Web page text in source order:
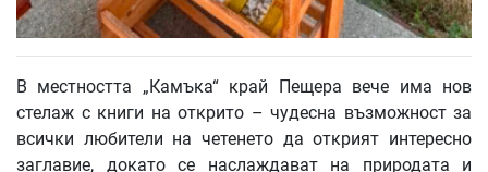
В местността „Камъка“ край Пещера вече има нов
стелаж с книги на открито – чудесна възможност за
всички любители на четенето да открият интересно
заглавие, докато се наслаждават на природата и